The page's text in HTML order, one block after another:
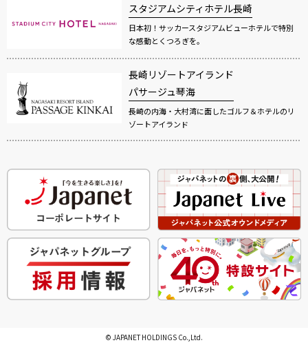
スタジアムシティホテル長崎
日本初！サッカースタジアムビューホテルで特別
な感動とくつろぎを。
長崎リゾートアイランド
パサージュ琴海
長崎の内海・大村湾に面したゴルフ＆ホテルのリ
ゾートアイランド
© JAPANET HOLDINGS Co.,Ltd.